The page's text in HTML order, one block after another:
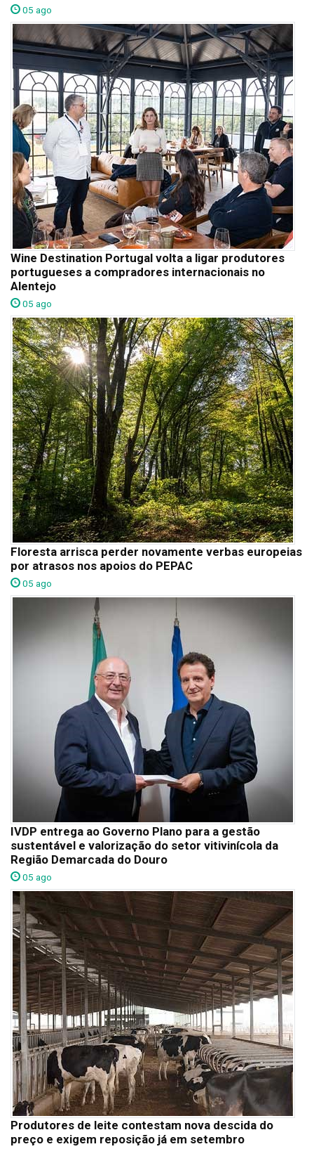
05 ago
Wine Destination Portugal volta a ligar produtores
portugueses a compradores internacionais no
Alentejo
05 ago
Floresta arrisca perder novamente verbas europeias
por atrasos nos apoios do PEPAC
05 ago
IVDP entrega ao Governo Plano para a gestão
sustentável e valorização do setor vitivinícola da
Região Demarcada do Douro
05 ago
Produtores de leite contestam nova descida do
preço e exigem reposição já em setembro